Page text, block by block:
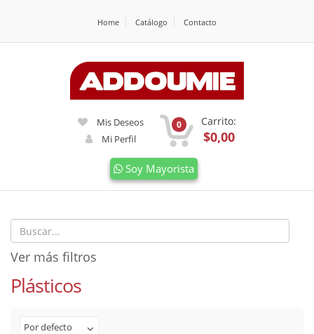
Home Catálogo Contacto
Mis Deseos
Mi Perfil
Soy Mayorista
0 Carrito:
$0,00
Ver más filtros
Plásticos
Por defecto